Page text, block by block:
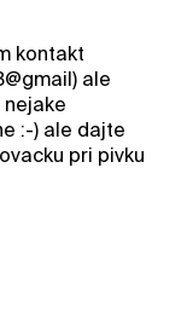
kontakt
ale
:-) ale dajte
pri pivku